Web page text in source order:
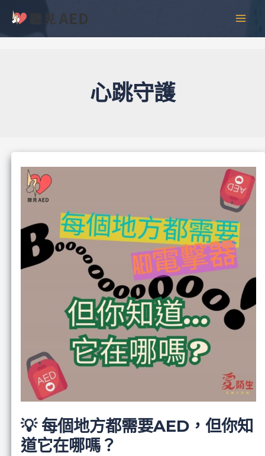
主
心跳守護
💡 每個地方都需要AED，但你知
道它在哪嗎？
彙
整